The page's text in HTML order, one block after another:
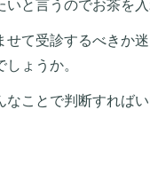
と言うのでお茶を入
せて受診するべきか
ょうか。
なことで判断すれば